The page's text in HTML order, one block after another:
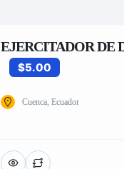
EJERCITADOR DE
$5.00
Cuenca, Ecuador